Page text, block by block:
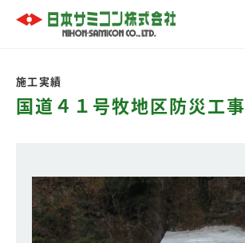
施工実績
国道４１号牧地区防災工事